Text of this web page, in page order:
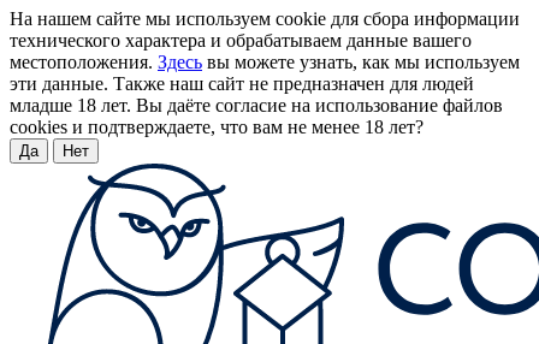
На нашем сайте мы используем cookie для сбора информации
технического характера и обрабатываем данные вашего
местоположения. Здесь вы можете узнать, как мы используем
эти данные. Также наш сайт не предназначен для людей
младше 18 лет. Вы даёте согласие на использование файлов
cookies и подтверждаете, что вам не менее 18 лет?
Да Нет